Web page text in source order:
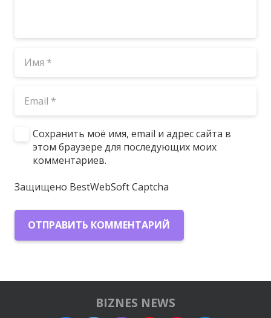
Сохранить моё имя, email и адрес сайта в
этом браузере для последующих моих
комментариев.
Защищено BestWebSoft Captcha
ОТПРАВИТЬ КОММЕНТАРИЙ
BIZNES NEWS